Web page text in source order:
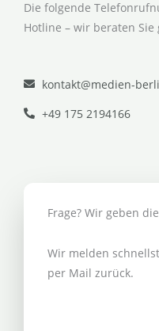
Die folgende
Hotline – wir beraten Sie
kontakt@medien-
+49 175 2194166
Frage? Wir geben
Wir melden
per Mail zurück.